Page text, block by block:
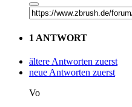
1 ANTWORT
ältere Antworten zuerst
neue Antworten zuerst
Vo